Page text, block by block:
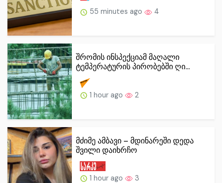
55 minutes ago 4
შრომის ინსპექციამ მაღალი
ტემპერატურის პირობებში ღი...
1 hour ago 2
მძიმე ამბავი – მდინარეში დედა
შვილი დაიხრჩო
1 hour ago 3